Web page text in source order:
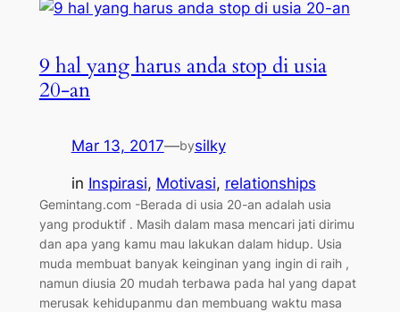
9 hal yang harus anda stop di usia
20-an
Mar 13, 2017—bysilky
in Inspirasi, Motivasi, relationships
Gemintang.com -Berada di usia 20-an adalah usia
yang produktif . Masih dalam masa mencari jati dirimu
dan apa yang kamu mau lakukan dalam hidup. Usia
muda membuat banyak keinginan yang ingin di raih ,
namun diusia 20 mudah terbawa pada hal yang dapat
merusak kehidupanmu dan membuang waktu masa